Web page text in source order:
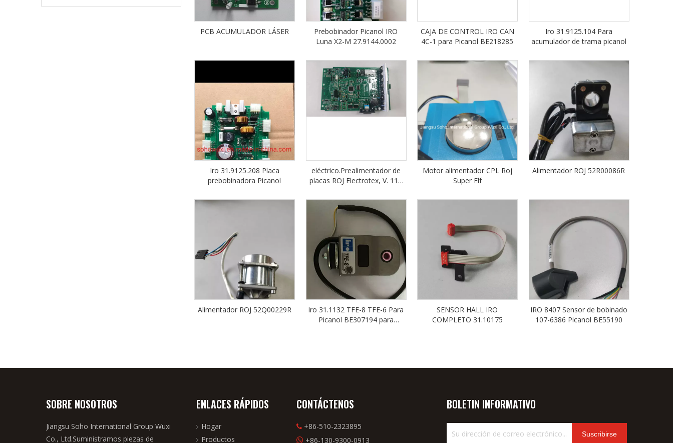
PCB ACUMULADOR LÁSER
Prebobinador Picanol IRO
Luna X2-M 27.9144.0002
CAJA DE CONTROL IRO CAN
4C-1 para Picanol BE218285
Iro 31.9125.104 Para
acumulador de trama picanol
Iro 31.9125.208 Placa
prebobinadora Picanol
eléctrico.Prealimentador de
placas ROJ Electrotex, V. 110
Motor alimentador CPL Roj
Super Elf
Alimentador ROJ 52R00086R
Alimentador ROJ 52Q00229R
Iro 31.1132 TFE-8 TFE-6 Para
Picanol BE307194 para
SENSOR HALL IRO
COMPLETO 31.10175
IRO 8407 Sensor de bobinado
107-6386 Picanol BE55190
SOBRE NOSOTROS
Jiangsu Soho International Group Wuxi
Co., Ltd.Suministramos piezas de
ENLACES RÁPIDOS
Hogar
Productos
CONTÁCTENOS
 +86-510-2323895
 +86-130-9300-0913
BOLETIN INFORMATIVO
Suscribirse